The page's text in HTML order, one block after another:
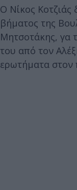
Ο Νίκος Κοτζιάς
βήματος της
Μητσοτάκης, γα
του από τον
ερωτήματα